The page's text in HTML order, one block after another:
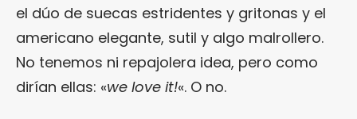
el dúo de suecas estridentes y gritonas y el
americano elegante, sutil y algo malrollero.
No tenemos ni repajolera idea, pero como
dirían ellas: «we love it!«. O no.